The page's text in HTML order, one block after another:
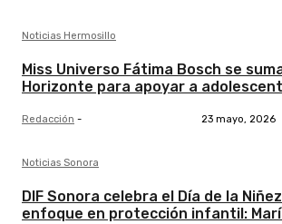
Noticias Hermosillo
Miss Universo Fátima Bosch se
Horizonte para apoyar a
Redacción - 23 mayo, 2026
Noticias Sonora
DIF Sonora celebra el Día de la
enfoque en protección infantil: